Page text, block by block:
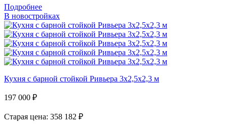
Подробнее
В новостройках
Кухня с барной стойкой Ривьера 3х2,5х2,3 м
197 000 ₽
Старая цена: 358 182 ₽